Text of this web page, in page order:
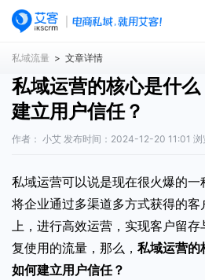
私域流量 > 文章详情
私域运营的核心是什
建立用户信任？
作者： 小艾 发布时间：2024-12-20 11:01 浏
私域运营可以说是现在很火爆的
将企业通过多渠道多方式获得的
上，进行高效运营，实现客户留存
复使用的流量，那么， 私域运营的
如何建立用户信任？